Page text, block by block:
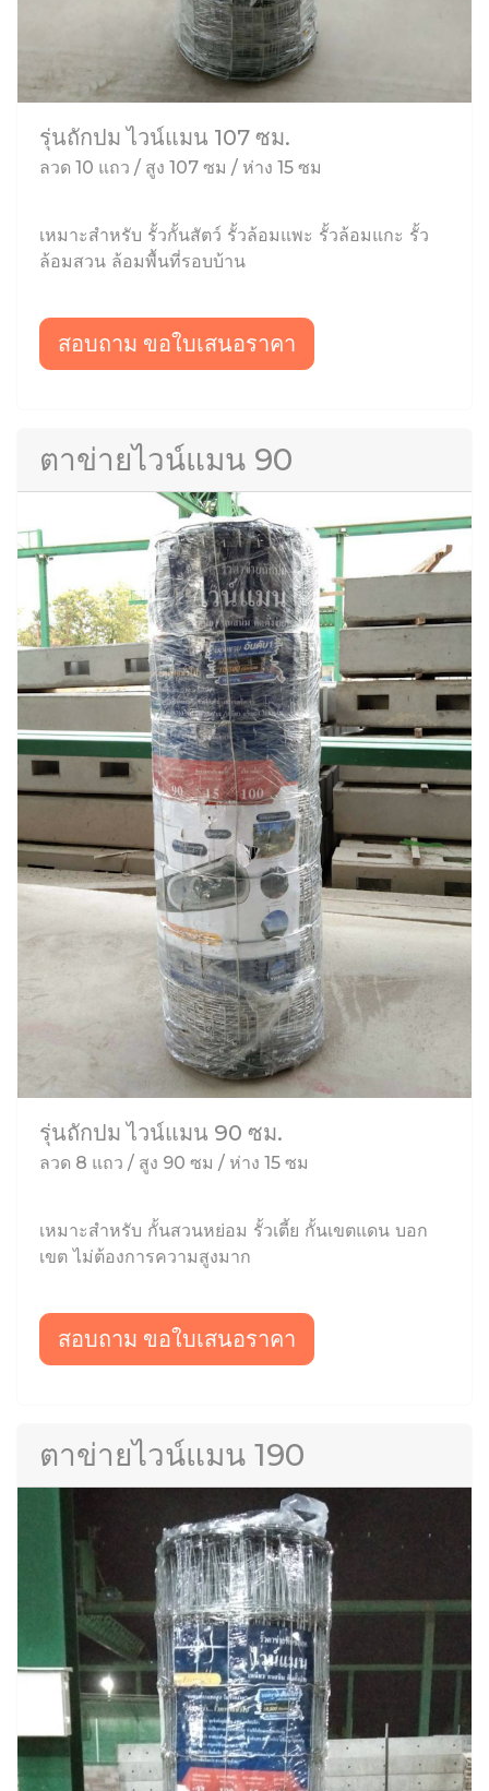
รุ่นถักปม ไวน์แมน 107 ซม.
ลวด 10 แถว / สูง 107 ซม / ห่าง 15 ซม
เหมาะสำหรับ รั้วกั้นสัตว์ รั้วล้อมแพะ รั้วล้อมแกะ รั้ว
ล้อมสวน ล้อมพื้นที่รอบบ้าน
สอบถาม ขอใบเสนอราคา
ตาข่ายไวน์แมน 90
รุ่นถักปม ไวน์แมน 90 ซม.
ลวด 8 แถว / สูง 90 ซม / ห่าง 15 ซม
เหมาะสำหรับ กั้นสวนหย่อม รั้วเตี้ย กั้นเขตแดน บอก
เขต ไม่ต้องการความสูงมาก
สอบถาม ขอใบเสนอราคา
ตาข่ายไวน์แมน 190